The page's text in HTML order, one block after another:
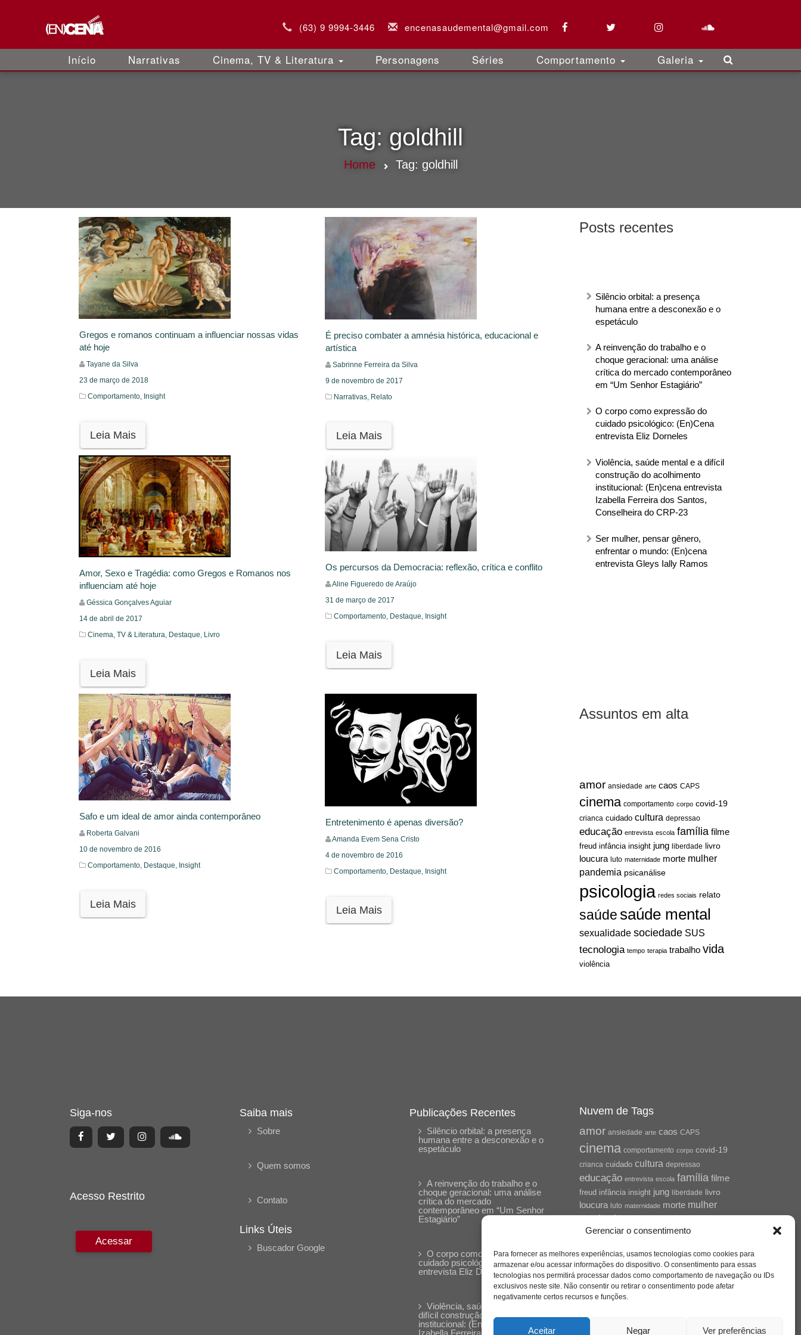
Gerenciar o consentimento
Para fornecer as melhores experiências, usamos tecnologias como cookies para
armazenar e/ou acessar informações do dispositivo. O consentimento para essas
tecnologias nos permitirá processar dados como comportamento de navegação ou IDs
exclusivos neste site. Não consentir ou retirar o consentimento pode afetar
negativamente certos recursos e funções.
Aceitar Negar Ver preferências
(63) 9 9994-3446 encenasaudemental@gmail.com
Início Narrativas Cinema, TV & Literatura Personagens Séries Comportamento Galeria
Tag: goldhill
Home Tag: goldhill
Posts recentes
Silêncio orbital: a presença
humana entre a desconexão e o
espetáculo
A reinvenção do trabalho e o
choque geracional: uma análise
crítica do mercado contemporâneo
em “Um Senhor Estagiário”
O corpo como expressão do
cuidado psicológico: (En)Cena
entrevista Eliz Dorneles
Violência, saúde mental e a difícil
construção do acolhimento
institucional: (En)cena entrevista
Izabella Ferreira dos Santos,
Conselheira do CRP-23
Ser mulher, pensar gênero,
enfrentar o mundo: (En)cena
entrevista Gleys Ially Ramos
Assuntos em alta
amor ansiedade arte caos CAPS
cinema comportamento corpo covid-19
crianca cuidado cultura depressao
educação entrevista escola família filme
freud infância insight jung liberdade livro
loucura luto maternidade morte mulher
pandemia psicanálise
psicologia redes sociais relato
saúdesaúde mental
sexualidade sociedade SUS
tecnologia tempo terapia trabalho vida
violência
Gregos e romanos continuam a influenciar nossas vidas
até hoje
Tayane da Silva
23 de março de 2018
Comportamento, Insight
Leia Mais
É preciso combater a amnésia histórica, educacional e
artística
Sabrinne Ferreira da Silva
9 de novembro de 2017
Narrativas, Relato
Leia Mais
Amor, Sexo e Tragédia: como Gregos e Romanos nos
influenciam até hoje
Géssica Gonçalves Aguiar
14 de abril de 2017
Cinema, TV & Literatura, Destaque, Livro
Leia Mais
Os percursos da Democracia: reflexão, crítica e conflito
Aline Figueredo de Araújo
31 de março de 2017
Comportamento, Destaque, Insight
Leia Mais
Safo e um ideal de amor ainda contemporâneo
Roberta Galvani
10 de novembro de 2016
Comportamento, Destaque, Insight
Leia Mais
Entretenimento é apenas diversão?
Amanda Evem Sena Cristo
4 de novembro de 2016
Comportamento, Destaque, Insight
Leia Mais
Siga-nos
Acesso Restrito
Acessar
Saiba mais
Sobre
Quem somos
Contato
Links Úteis
Buscador Google
Publicações Recentes
Silêncio orbital: a presença
humana entre a desconexão e o
espetáculo
A reinvenção do trabalho e o
choque geracional: uma análise
crítica do mercado
contemporâneo em “Um Senhor
Estagiário”
O corpo como expressão do
cuidado psicológico: (En)Cena
entrevista Eliz Dorneles
Violência, saúde mental e a
difícil construção do acolhimento
institucional: (En)cena entrevista
Izabella Ferreira dos Santos,
Nuvem de Tags
amor ansiedade arte caos CAPS
cinema comportamento corpo covid-19
crianca cuidado cultura depressao
educação entrevista escola família filme
freud infância insight jung liberdade livro
loucura luto maternidade morte mulher
pandemia
psicologia
saúdesaúde mental
sexualidade sociedade SUS
tecnologia